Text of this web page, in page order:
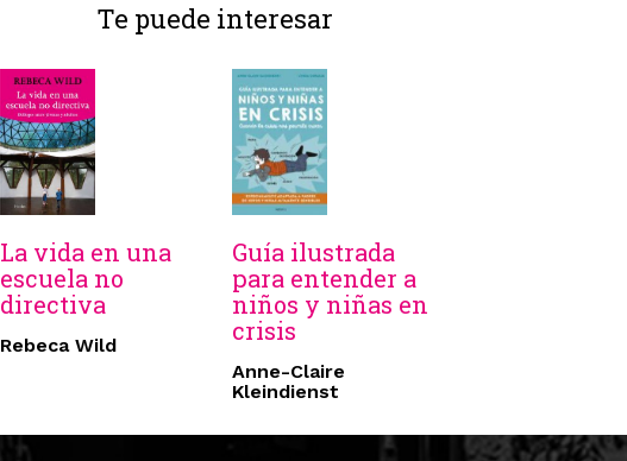
Te puede interesar
La vida en una
escuela no
directiva
Rebeca Wild
Guía ilustrada
para entender a
niños y niñas en
crisis
Anne-Claire
Kleindienst